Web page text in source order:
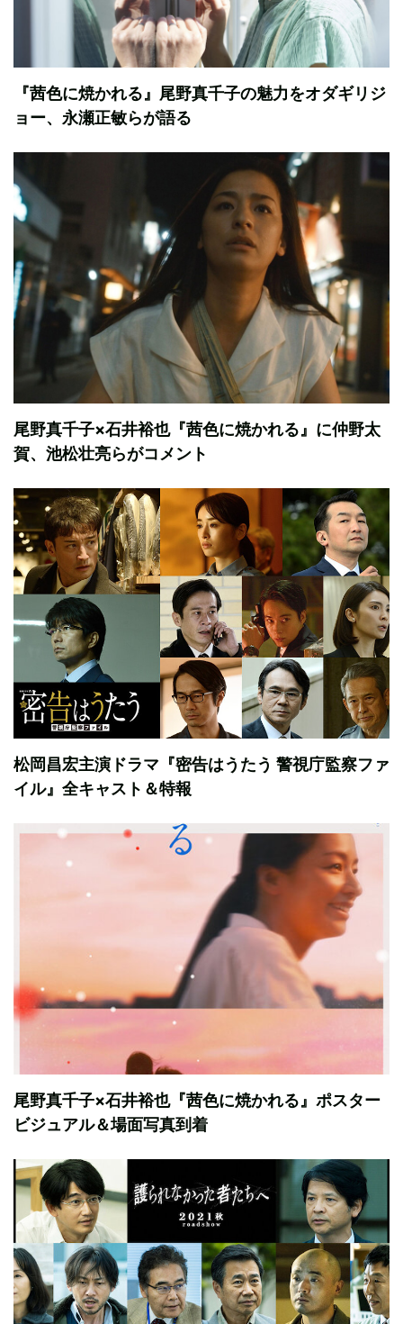
『茜色に焼かれる』尾野真千子の魅力をオダギリジ
ョー、永瀬正敏らが語る
尾野真千子×石井裕也『茜色に焼かれる』に仲野太
賀、池松壮亮らがコメント
松岡昌宏主演ドラマ『密告はうたう 警視庁監察ファ
イル』全キャスト＆特報
尾野真千子×石井裕也『茜色に焼かれる』ポスター
ビジュアル＆場面写真到着